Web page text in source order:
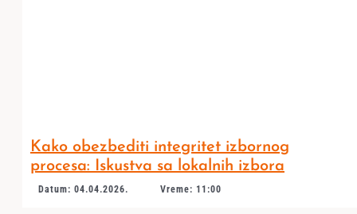
Kako obezbediti integritet izbornog
procesa: Iskustva sa lokalnih izbora
Datum: 04.04.2026. Vreme: 11:00